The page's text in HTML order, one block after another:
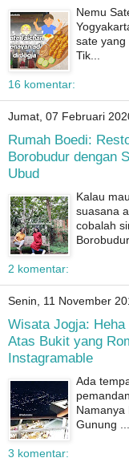
Nemu
sate yang
Tik...
16 komentar:
Jumat, 07 Februari
Rumah Boedi:
Borobudur dengan
Ubud
Kalau
suasana
cobalah
2 komentar:
Senin, 11 November
Wisata Jogja:
Atas Bukit yang
Instagramable
Ada
Namanya
Gunung ...
3 komentar: